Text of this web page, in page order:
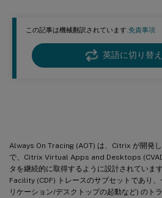
この記事は機械翻訳されています.免責事項
英語に切り替え
Always On Tracing (AOT) は、Citrix が開発
で、Citrix Virtual Apps and Desktops
タを継続的に取得するように設計されてい
Facility (CDF) トレースのサブセットであり
リケーション/デスクトップの起動など) のト